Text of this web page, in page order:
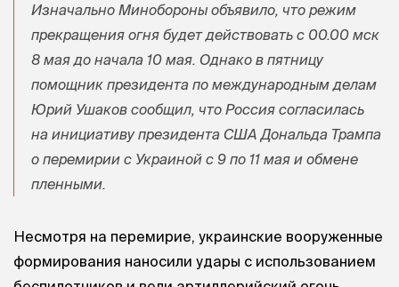
Изначально Минобороны объявило, что режим
прекращения огня будет действовать с 00.00 мск
8 мая до начала 10 мая. Однако в пятницу
помощник президента по международным делам
Юрий Ушаков сообщил, что Россия согласилась
на инициативу президента США Дональда Трампа
о перемирии с Украиной с 9 по 11 мая и обмене
пленными.
Несмотря на перемирие, украинские вооруженные
формирования наносили удары с использованием